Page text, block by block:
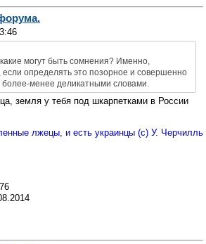
могут быть сомнения? Именно,
определять это позорное и совершенно
более-менее деликатными словами.
земля у тебя под шкарпетками в России
лжецы, и есть украинцы (с) У. Черчилль